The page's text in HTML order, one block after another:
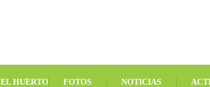
EL HUERTO FOTOS NOTICIAS